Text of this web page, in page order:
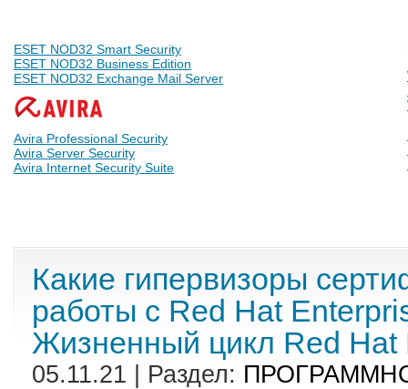
ESET NOD32 Smart Security
ESET NOD32 Business Edition
ESET NOD32 Exchange Mail Server
Avira Professional Security
Avira Server Security
Avira Internet Security Suite
Какие гипервизоры
работы с Red Hat
Жизненный цикл Red Hat
05.11.21 | Раздел: